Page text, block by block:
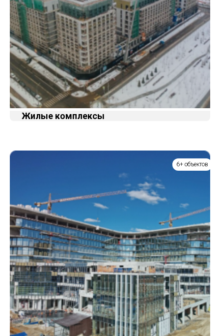
Жилые комплексы
6+ объектов